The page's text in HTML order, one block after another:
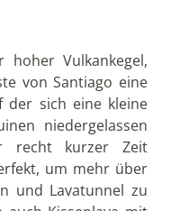
Vulkankegel,
von Santiago eine
der sich eine kleine
niedergelassen
recht kurzer Zeit
um mehr über
und Lavatunnel zu